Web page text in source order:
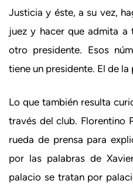
Justicia y éste, a su vez,
juez y hacer que admita a
otro presidente. Esos
tiene un presidente. El de
Lo que también resulta
través del club. Florentino
rueda de prensa para
por las palabras de
palacio se tratan por